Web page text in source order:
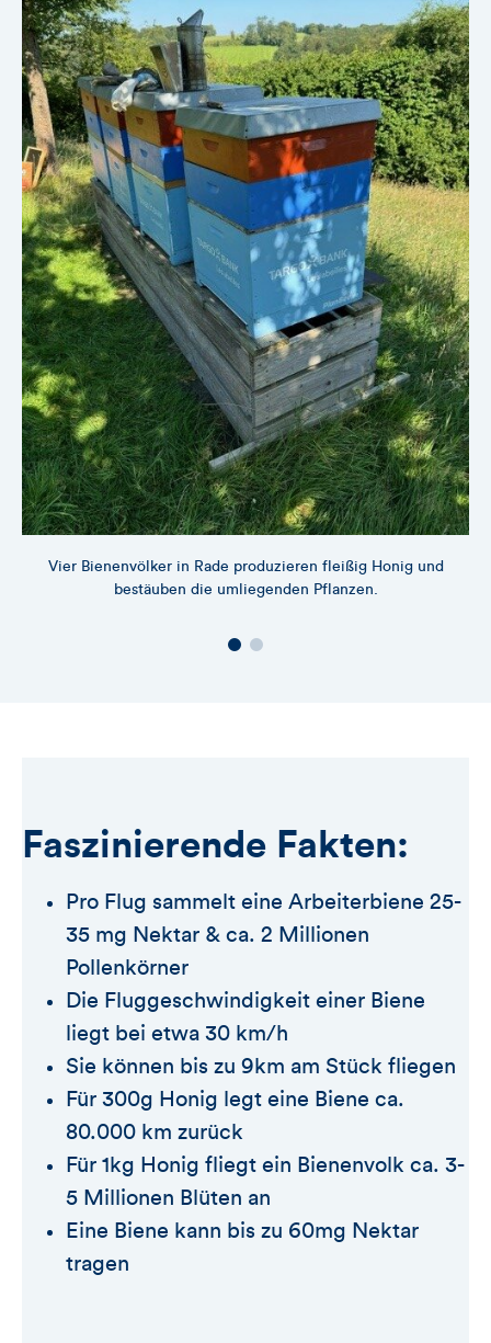
Vier Bienenvölker in Rade produzieren fleißig Honig und
bestäuben die umliegenden Pflanzen.
Faszinierende Fakten:
Pro Flug sammelt eine Arbeiterbiene 25-
35 mg Nektar & ca. 2 Millionen
Pollenkörner
Die Fluggeschwindigkeit einer Biene
liegt bei etwa 30 km/h
Sie können bis zu 9km am Stück fliegen
Für 300g Honig legt eine Biene ca.
80.000 km zurück
Für 1kg Honig fliegt ein Bienenvolk ca. 3-
5 Millionen Blüten an
Eine Biene kann bis zu 60mg Nektar
tragen